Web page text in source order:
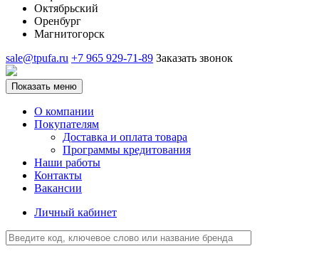
Октябрьский
Оренбург
Магнитогорск
sale@tpufa.ru +7 965 929-71-89 Заказать звонок
Показать меню
О компании
Покупателям
Доставка и оплата товара
Программы кредитования
Наши работы
Контакты
Вакансии
Личный кабинет